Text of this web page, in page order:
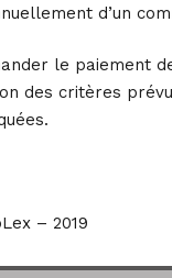
d’un
le paiement
des critères
– 2019